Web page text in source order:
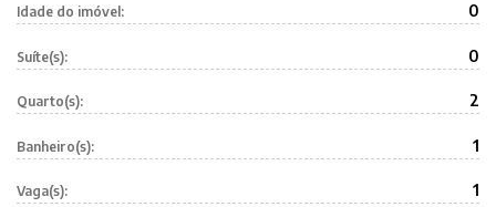
Idade do imóvel: 0
Suíte(s): 0
Quarto(s): 2
Banheiro(s): 1
Vaga(s): 1